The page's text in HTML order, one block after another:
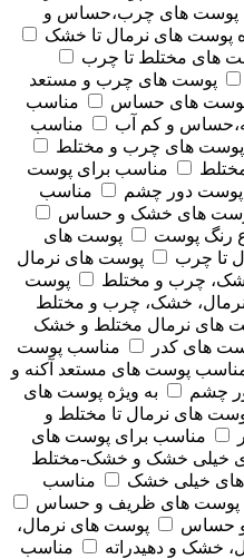
پوست های چرب،حساس و
پوست های نرمال تا خشک
های مختلط تا چرب
پوست های چرب و مستعد
پوست های حساس
مناسب
و کم آب
مناسب
پوست های چرب و مختلط
مناسب برای پوست
پوست دور چشم
مناسب
های خشک و حساس
رنگ پوست
پوست های
تا چرب
پوست های نرمال
چرب و مختلط
پوست
خشک، چرب و مختلط
های نرمال مختلط و خشک
های کدر
مناسب پوست
پوست های مستعد آکنه و
چشم
به ویژه پوست های
های نرمال تا مختلط و
مناسب برای پوست های
خیلی خشک و خشک-مختلط
خیلی خشک
مناسب
پوست های ظریف و حساس
و حساس
پوست های نرمال،
خشک و دهیدراته
مناسب